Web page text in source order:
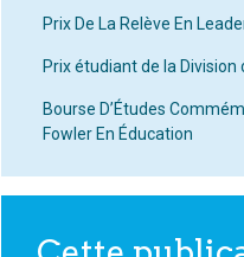
Prix De La Relève En
Prix étudiant de la Division
Bourse D’Études
Fowler En Éducation